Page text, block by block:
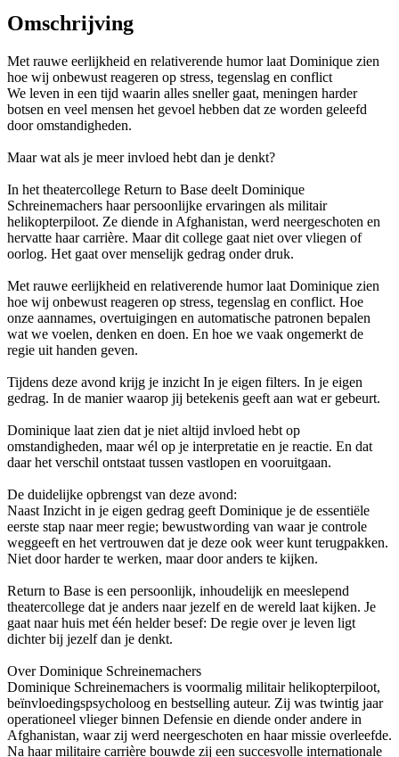
Omschrijving
Met rauwe eerlijkheid en relativerende humor laat Dominique zien
hoe wij onbewust reageren op stress, tegenslag en conflict
We leven in een tijd waarin alles sneller gaat, meningen harder
botsen en veel mensen het gevoel hebben dat ze worden geleefd
door omstandigheden.
Maar wat als je meer invloed hebt dan je denkt?
In het theatercollege Return to Base deelt Dominique
Schreinemachers haar persoonlijke ervaringen als militair
helikopterpiloot. Ze diende in Afghanistan, werd neergeschoten en
hervatte haar carrière. Maar dit college gaat niet over vliegen of
oorlog. Het gaat over menselijk gedrag onder druk.
Met rauwe eerlijkheid en relativerende humor laat Dominique zien
hoe wij onbewust reageren op stress, tegenslag en conflict. Hoe
onze aannames, overtuigingen en automatische patronen bepalen
wat we voelen, denken en doen. En hoe we vaak ongemerkt de
regie uit handen geven.
Tijdens deze avond krijg je inzicht In je eigen filters. In je eigen
gedrag. In de manier waarop jij betekenis geeft aan wat er gebeurt.
Dominique laat zien dat je niet altijd invloed hebt op
omstandigheden, maar wél op je interpretatie en je reactie. En dat
daar het verschil ontstaat tussen vastlopen en vooruitgaan.
De duidelijke opbrengst van deze avond:
Naast Inzicht in je eigen gedrag geeft Dominique je de essentiële
eerste stap naar meer regie; bewustwording van waar je controle
weggeeft en het vertrouwen dat je deze ook weer kunt terugpakken.
Niet door harder te werken, maar door anders te kijken.
Return to Base is een persoonlijk, inhoudelijk en meeslepend
theatercollege dat je anders naar jezelf en de wereld laat kijken. Je
gaat naar huis met één helder besef: De regie over je leven ligt
dichter bij jezelf dan je denkt.
Over Dominique Schreinemachers
Dominique Schreinemachers is voormalig militair helikopterpiloot,
beïnvloedingspsycholoog en bestselling auteur. Zij was twintig jaar
operationeel vlieger binnen Defensie en diende onder andere in
Afghanistan, waar zij werd neergeschoten en haar missie overleefde.
Na haar militaire carrière bouwde zij een succesvolle internationale